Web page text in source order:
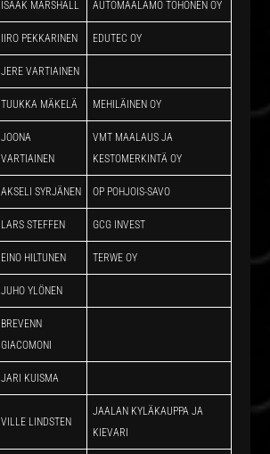
ISAAK MARSHALL AUTOMAALAMO TÖHÖNEN OY
IIRO PEKKARINEN EDUTEC OY
JERE VARTIAINEN
TUUKKA MÄKELÄ MEHILÄINEN OY
JOONA
VARTIAINEN
VMT MAALAUS JA
KESTOMERKINTÄ OY
AKSELI SYRJÄNEN OP POHJOIS-SAVO
LARS STEFFEN GCG INVEST
EINO HILTUNEN TERWE OY
JUHO YLÖNEN
BREVENN
GIACOMONI
JARI KUISMA
VILLE LINDSTEN
JAALAN KYLÄKAUPPA JA
KIEVARI